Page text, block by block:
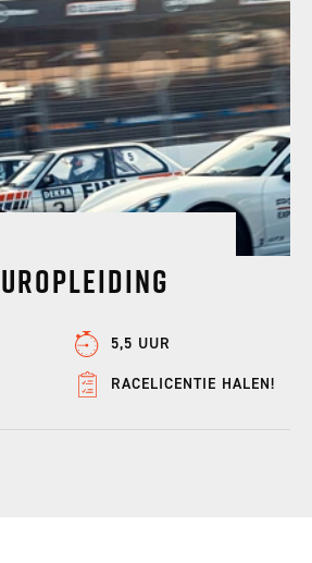
5,5 UUR
RACELICENTIE HALEN!